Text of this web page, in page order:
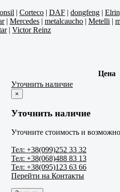
| Corteco | DAF | dongfeng |
| Mercedes | metalcaucho | Metelli |
| Victor Reinz
Цена
Уточнить наличие
×
Уточнить наличие
Уточните стоимость и
Тел: +38(099)252 33 32
Тел: +38(068)488 83 13
Тел: +38(095)123 63 66
Перейти на Контакты